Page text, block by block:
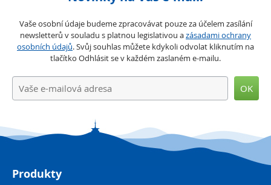
Vaše osobní údaje budeme zpracovávat pouze za účelem zasílání
newsletterů v souladu s platnou legislativou azásadami ochrany
osobních údajů. Svůj souhlas můžete kdykoli odvolat kliknutím na
tlačítko Odhlásit se v každém zaslaném e-mailu.
OK
Produkty